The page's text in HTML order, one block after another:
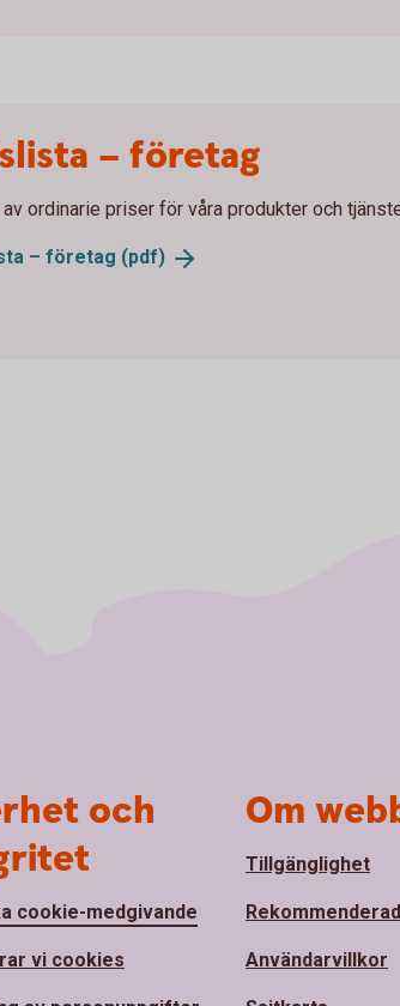
– företag
av ordinarie priser för våra produkter och
– företag (pdf)
och
cookie-medgivande
vi cookies
Om
Tillgänglighet
Användarvillkor